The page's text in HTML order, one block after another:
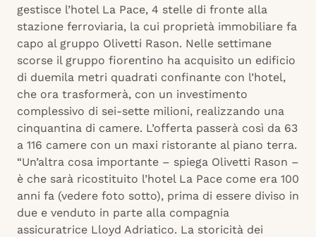
gestisce l’hotel La Pace, 4 stelle di fronte alla
stazione ferroviaria, la cui proprietà immobiliare fa
capo al gruppo Olivetti Rason. Nelle settimane
scorse il gruppo fiorentino ha acquisito un edificio
di duemila metri quadrati confinante con l’hotel,
che ora trasformerà, con un investimento
complessivo di sei-sette milioni, realizzando una
cinquantina di camere. L’offerta passerà così da 63
a 116 camere con un maxi ristorante al piano terra.
“Un’altra cosa importante – spiega Olivetti Rason –
è che sarà ricostituito l’hotel La Pace come era 100
anni fa (vedere foto sotto), prima di essere diviso in
due e venduto in parte alla compagnia
assicuratrice Lloyd Adriatico. La storicità dei